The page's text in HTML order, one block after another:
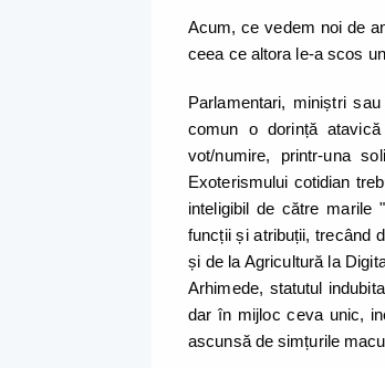
Acum, ce vedem noi de
ceea ce altora le-a scos
Parlamentari, miniștri
comun o dorință
vot/numire, printr-una
Exoterismului cotidian
inteligibil de către marile
funcții și atribuții, trecând
și de la Agricultură la
Arhimede, statutul
dar în mijloc ceva unic,
ascunsă de simțurile